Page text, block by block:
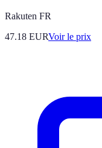
Rakuten FR
47.18 EURVoir le prix